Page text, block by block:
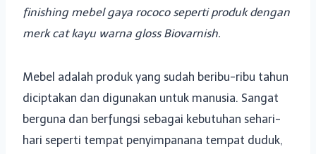
finishing mebel gaya rococo seperti produk dengan
merk cat kayu warna gloss Biovarnish.
Mebel adalah produk yang sudah beribu-ribu tahun
diciptakan dan digunakan untuk manusia. Sangat
berguna dan berfungsi sebagai kebutuhan sehari-
hari seperti tempat penyimpanana tempat duduk,